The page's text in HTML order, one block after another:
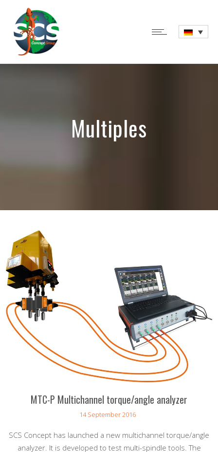
Multiples
MTC-P Multichannel torque/angle analyzer
14 September 2016
SCS Concept has launched a new multichannel torque/angle
analyzer. It is developed to test multi-spindle tools. The